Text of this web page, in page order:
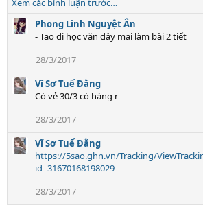
c
t
s
Xem các bình luận trước…
Phong Linh Nguyệt Ân
- Tao đi học văn đây mai làm bài 2 tiết
28/3/2017
Vĩ Sơ Tuế Đằng
Có vẻ 30/3 có hàng r
28/3/2017
Vĩ Sơ Tuế Đằng
https://5sao.ghn.vn/Tracking/
id=31670168198029
28/3/2017